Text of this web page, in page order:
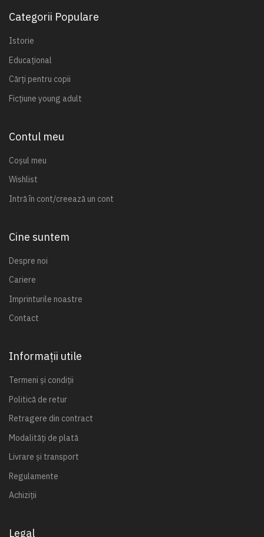
Categorii Populare
Istorie
Educațional
Cărți pentru copii
Ficțiune young adult
Contul meu
Coșul meu
Wishlist
Intră în cont/creează un cont
Cine suntem
Despre noi
Cariere
Imprinturile noastre
Contact
Informații utile
Termeni și condiții
Politică de retur
Retragere din contract
Modalități de plată
Livrare și transport
Regulamente
Achiziții
Legal